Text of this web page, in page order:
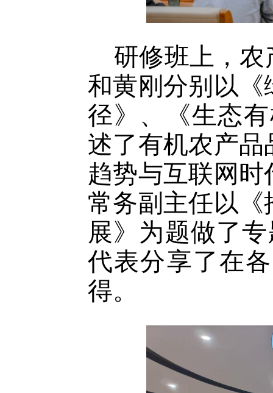
研修班上，
和黄刚分别以
径》、《生态
述了有机农产
趋势与互联网
常务副主任以
展》为题做了
代表分享了在
得。